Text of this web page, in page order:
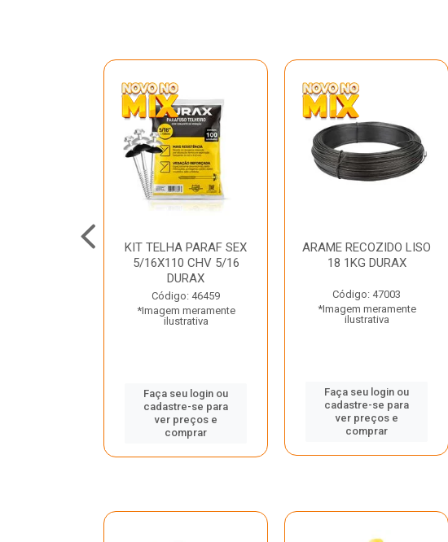
KIT TELHA PARAF SEX
5/16X110 CHV 5/16
DURAX
Código: 46459
*Imagem meramente
ilustrativa
Faça seu login ou
cadastre-se para
ver preços e
comprar
ARAME RECOZIDO LISO
18 1KG DURAX
Código: 47003
*Imagem meramente
ilustrativa
Faça seu login ou
cadastre-se para
ver preços e
comprar